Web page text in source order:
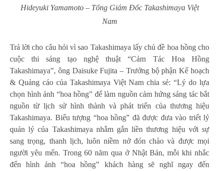
Hideyuki Yamamoto – Tổng Giám Đốc Takashimaya Việt
Nam
Trả lời cho câu hỏi vì sao Takashimaya lấy chủ đề hoa hồng cho
cuộc thi sáng tạo nghệ thuật “Cảm Tác Hoa Hồng
Takashimaya”, ông Daisuke Fujita – Trưởng bộ phận Kế hoạch
& Quảng cáo của Takashimaya Việt Nam chia sẻ: “Lý do lựa
chọn hình ảnh “hoa hồng” để làm nguồn cảm hứng sáng tác bắt
nguồn từ lịch sử hình thành và phát triển của thương hiệu
Takashimaya. Biểu tượng “hoa hồng” đã được đưa vào triết lý
quản lý của Takashimaya nhằm gắn liền thương hiệu với sự
sang trọng, thanh lịch, luôn niềm nở đón chào và được mọi
người yêu mến. Trong 60 năm qua ở Nhật Bản, mỗi khi nhắc
đến hình ảnh “hoa hồng” khách hàng sẽ nghĩ ngay đến